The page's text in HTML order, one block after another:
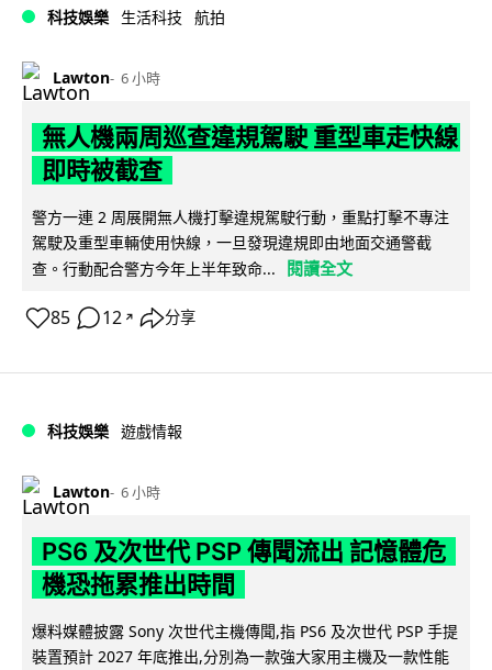
科技娛樂 生活科技 航拍
Lawton 6 小時
無人機兩周巡查違規駕駛 重型車走快線
即時被截查
警方一連 2 周展開無人機打擊違規駕駛行動，重點打擊不專注
駕駛及重型車輛使用快線，一旦發現違規即由地面交通警截
查。行動配合警方今年上半年致命...
閱讀全文
85 12 ↗ 分享
科技娛樂 遊戲情報
Lawton 6 小時
PS6 及次世代 PSP 傳聞流出 記憶體危
機恐拖累推出時間
爆料媒體披露 Sony 次世代主機傳聞,指 PS6 及次世代 PSP 手提
裝置預計 2027 年底推出,分別為一款強大家用主機及一款性能